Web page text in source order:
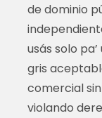
de dominio
usás solo
gris
comercial
violando